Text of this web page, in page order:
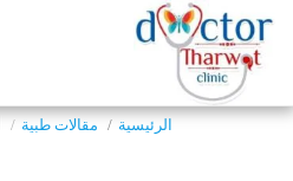
الرئيسية مقالات طبية